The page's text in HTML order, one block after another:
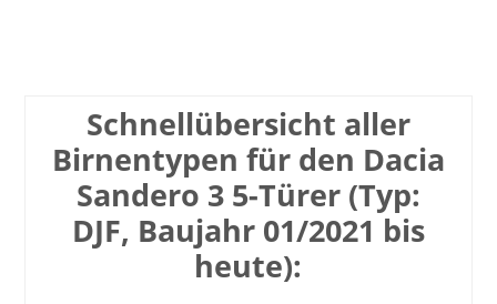
Schnell­übersicht aller
Birnen­typen für den Dacia
Sandero 3 5-Türer (Typ:
DJF, Baujahr 01/2021 bis
heute):